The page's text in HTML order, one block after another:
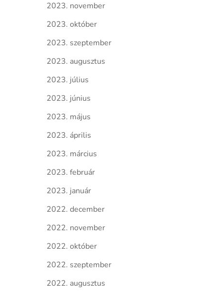
2023. november
2023. október
2023. szeptember
2023. augusztus
2023. július
2023. június
2023. május
2023. április
2023. március
2023. február
2023. január
2022. december
2022. november
2022. október
2022. szeptember
2022. augusztus